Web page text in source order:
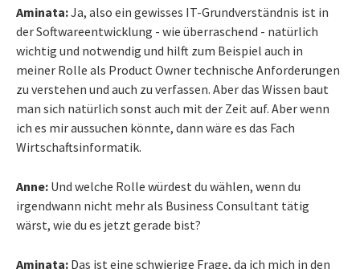
Aminata:Ja, also ein gewisses IT-Grundverständnis ist in
der Softwareentwicklung - wie überraschend - natürlich
wichtig und notwendig und hilft zum Beispiel auch in
meiner Rolle als Product Owner technische Anforderungen
zu verstehen und auch zu verfassen. Aber das Wissen baut
man sich natürlich sonst auch mit der Zeit auf. Aber wenn
ich es mir aussuchen könnte, dann wäre es das Fach
Wirtschaftsinformatik.
Anne: Und welche Rolle würdest du wählen, wenn du
irgendwann nicht mehr als Business Consultant tätig
wärst, wie du es jetzt gerade bist?
Aminata: Das ist eine schwierige Frage, da ich mich in den